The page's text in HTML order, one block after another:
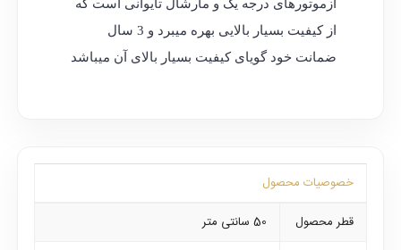
ازموتورهای درجه یک و مارشال تایوانی است که
از کیفیت بسیار بالایی بهره میبرد و 3 سال
ضمانت خود گویای کیفیت بسیار بالای آن میباشد
خصوصیات محصول
قطر محصول
50 سانتی متر